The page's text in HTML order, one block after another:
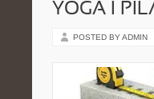
YOGA I
POSTED BY ADMIN